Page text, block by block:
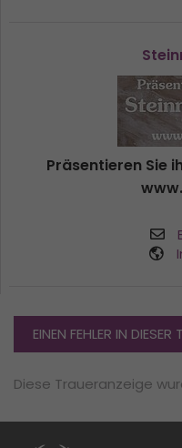
Präsentieren Sie
EINEN FEHLER IN
Diese Traueranzeige